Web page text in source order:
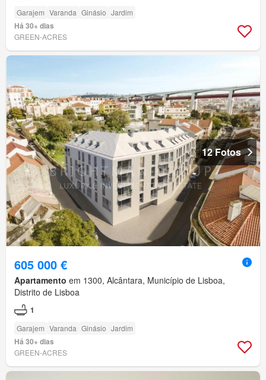
Garajem Varanda Ginásio Jardim
Há 30+ dias
GREEN-ACRES
12 Fotos
605 000 €
Apartamento em 1300, Alcântara, Município de Lisboa,
Distrito de Lisboa
1
Garajem Varanda Ginásio Jardim
Há 30+ dias
GREEN-ACRES